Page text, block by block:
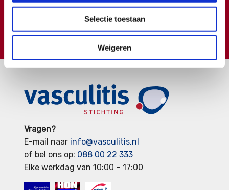
Selectie toestaan
Weigeren
Klik hier
€ Doneer
Vragen?
E-mail naar info@vasculitis.nl
of bel ons op: 088 00 22 333
Elke werkdag van 10:00 – 17:00